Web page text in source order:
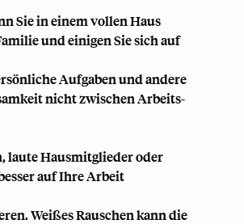
Sie in einem vollen Haus
und einigen Sie sich auf
Aufgaben und andere
nicht zwischen Arbeits-
laute Hausmitglieder oder
auf Ihre Arbeit
Weißes Rauschen kann die